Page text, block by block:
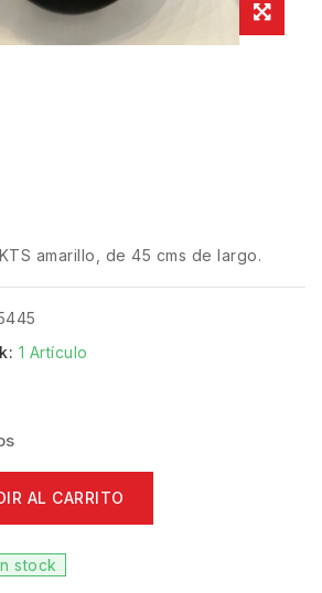
amarillo, de 45 cms de largo.
1 Artículo
AL CARRITO
stock